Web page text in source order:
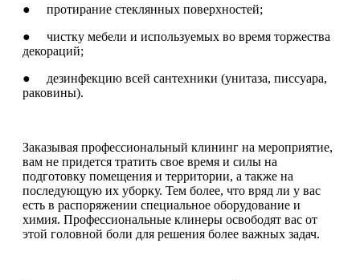
● протирание стеклянных поверхностей;
● чистку мебели и используемых во время торжества
декораций;
● дезинфекцию всей сантехники (унитаза, писсуара,
раковины).
Заказывая профессиональный клининг на мероприятие,
вам не придется тратить свое время и силы на
подготовку помещения и территории, а также на
последующую их уборку. Тем более, что вряд ли у вас
есть в распоряжении специальное оборудование и
химия. Профессиональные клинеры освободят вас от
этой головной боли для решения более важных задач.